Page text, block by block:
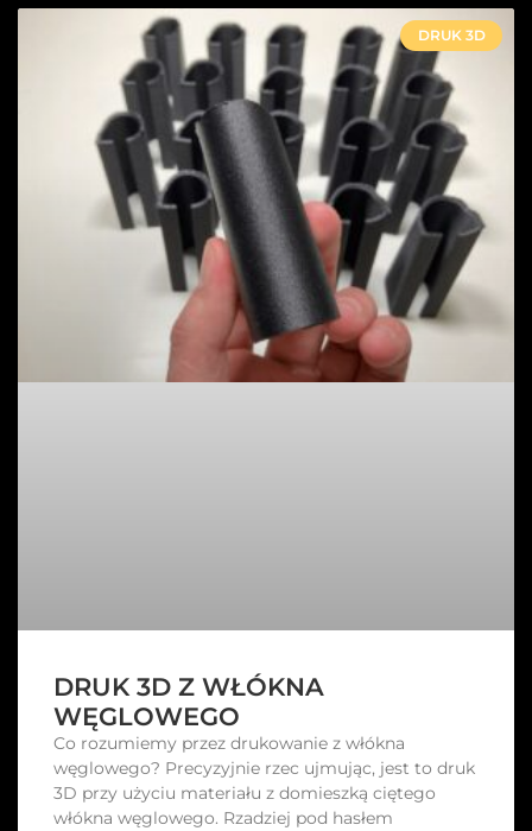
DRUK 3D
DRUK 3D Z WŁÓKNA
WĘGLOWEGO
Co rozumiemy przez drukowanie z włókna
węglowego? Precyzyjnie rzec ujmując, jest to druk
3D przy użyciu materiału z domieszką ciętego
włókna węglowego. Rzadziej pod hasłem